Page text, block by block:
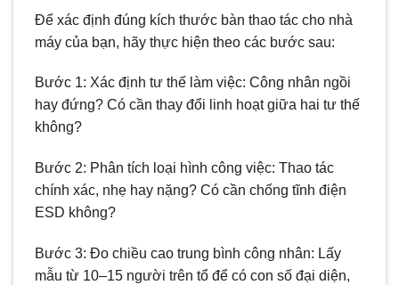
Để xác định đúng kích thước bàn thao tác cho nhà
máy của bạn, hãy thực hiện theo các bước sau:
Bước 1: Xác định tư thế làm việc: Công nhân ngồi
hay đứng? Có cần thay đổi linh hoạt giữa hai tư thế
không?
Bước 2: Phân tích loại hình công việc: Thao tác
chính xác, nhẹ hay nặng? Có cần chống tĩnh điện
ESD không?
Bước 3: Đo chiều cao trung bình công nhân: Lấy
mẫu từ 10–15 người trên tổ để có con số đại diện,